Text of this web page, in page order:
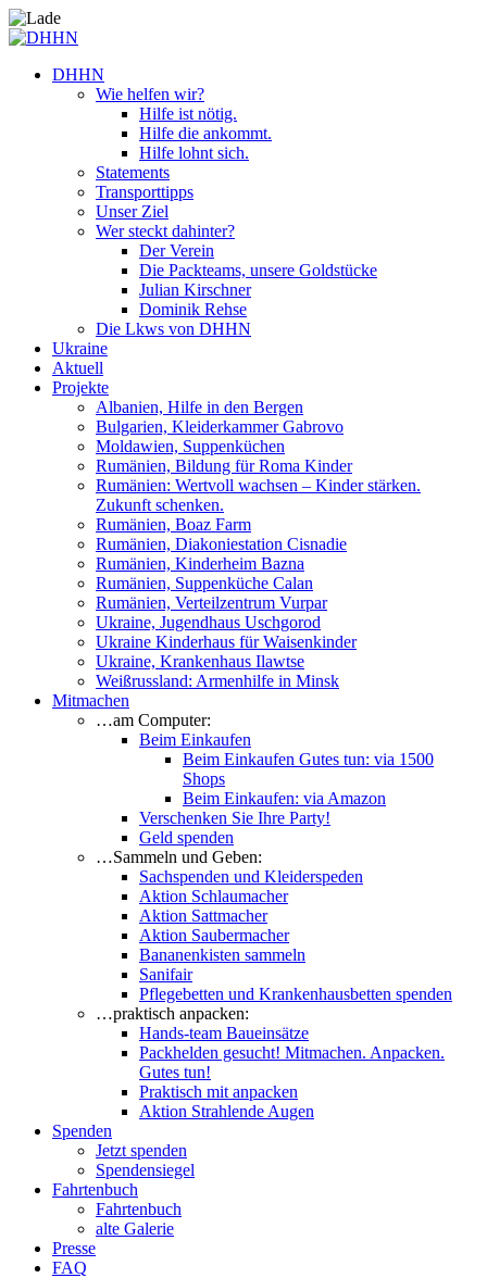
DHHN
Wie helfen wir?
Hilfe ist nötig.
Hilfe die ankommt.
Hilfe lohnt sich.
Statements
Transporttipps
Unser Ziel
Wer steckt dahinter?
Der Verein
Die Packteams, unsere Goldstücke
Julian Kirschner
Dominik Rehse
Die Lkws von DHHN
Ukraine
Aktuell
Projekte
Albanien, Hilfe in den Bergen
Bulgarien, Kleiderkammer Gabrovo
Moldawien, Suppenküchen
Rumänien, Bildung für Roma Kinder
Rumänien: Wertvoll wachsen – Kinder stärken.
Zukunft schenken.
Rumänien, Boaz Farm
Rumänien, Diakoniestation Cisnadie
Rumänien, Kinderheim Bazna
Rumänien, Suppenküche Calan
Rumänien, Verteilzentrum Vurpar
Ukraine, Jugendhaus Uschgorod
Ukraine Kinderhaus für Waisenkinder
Ukraine, Krankenhaus Ilawtse
Weißrussland: Armenhilfe in Minsk
Mitmachen
…am Computer:
Beim Einkaufen
Beim Einkaufen Gutes tun: via 1500
Shops
Beim Einkaufen: via Amazon
Verschenken Sie Ihre Party!
Geld spenden
…Sammeln und Geben:
Sachspenden und Kleiderspeden
Aktion Schlaumacher
Aktion Sattmacher
Aktion Saubermacher
Bananenkisten sammeln
Sanifair
Pflegebetten und Krankenhausbetten spenden
…praktisch anpacken:
Hands-team Baueinsätze
Packhelden gesucht! Mitmachen. Anpacken.
Gutes tun!
Praktisch mit anpacken
Aktion Strahlende Augen
Spenden
Jetzt spenden
Spendensiegel
Fahrtenbuch
Fahrtenbuch
alte Galerie
Presse
FAQ